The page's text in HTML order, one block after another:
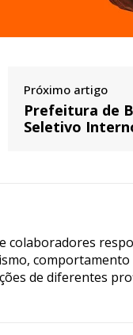
Próximo artigo
Prefeitura de
Seletivo
colaboradores
de diferentes